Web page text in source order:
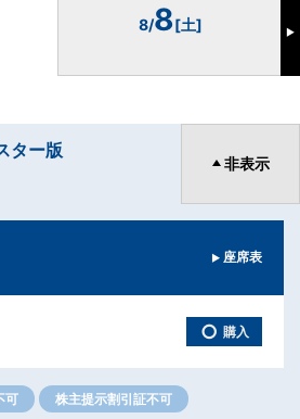
8/8[土] ▶
ター版
非表示
座席表
○ 購入
可 株主提示割引証不可